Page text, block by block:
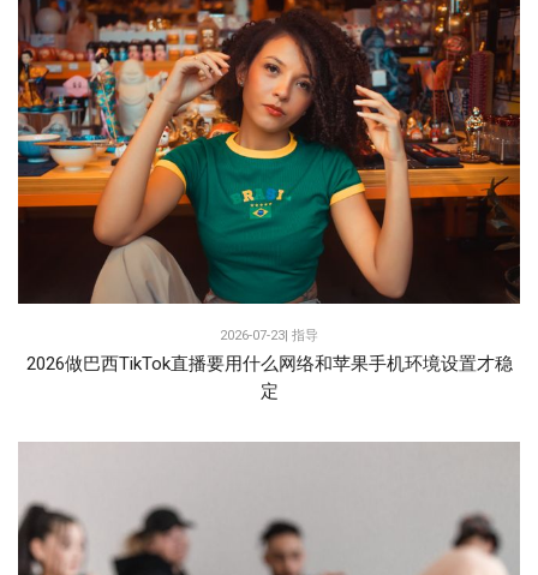
2026-07-23| 指导
2026做巴西TikTok直播要用什么网络和苹果手机环境设置才稳
定